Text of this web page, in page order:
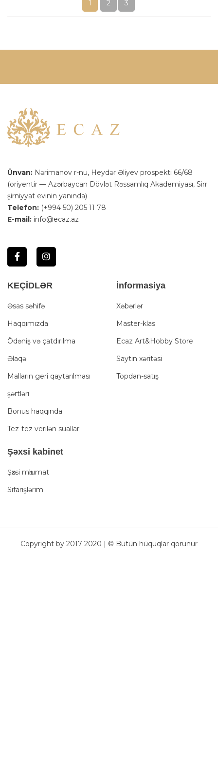
1 2 3
Ünvan: Nərimanov r-nu, Heydər Əliyev prospekti 66/68
(oriyentir — Azərbaycan Dövlət Rəssamlıq Akademiyası, Sirr
şirniyyat evinin yanında)
Telefon: (+994 50) 205 11 78
E-mail: info@ecaz.az
KEÇİDLƏR
Əsas səhifə
Haqqımızda
Ödəniş və çatdırılma
Əlaqə
Malların geri qaytarılması
şərtləri
Bonus haqqında
Tez-tez verilən suallar
İnformasiya
Xəbərlər
Master-klas
Ecaz Art&Hobby Store
Saytın xəritəsi
Topdan-satış
Şәxsi kabinet
Şәxsi mәlumat
Sifarişlərim
Copyright by 2017-2020 | © Bütün hüquqlar qorunur